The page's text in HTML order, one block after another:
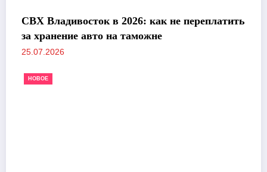
СВХ Владивосток в 2026: как не переплатить
за хранение авто на таможне
25.07.2026
НОВОЕ